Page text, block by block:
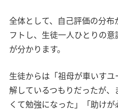
全体として、自己評価の分
フトし、生徒一人ひとりの
が分かります。
生徒からは「祖母が車いす
解しているつもりだったが
くて勉強になった」「助け